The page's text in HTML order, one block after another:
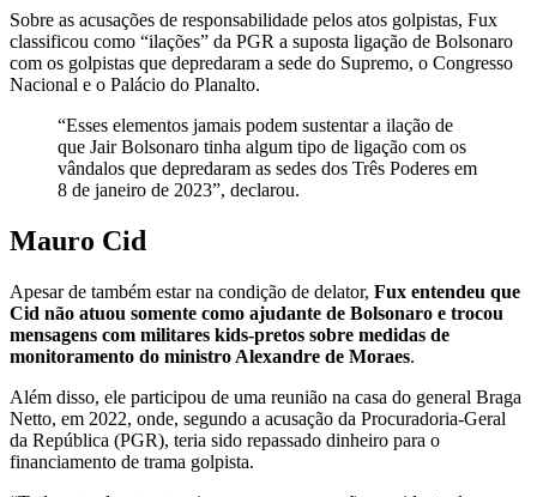
Sobre as acusações de responsabilidade pelos atos golpistas, Fux
classificou como “ilações” da PGR a suposta ligação de Bolsonaro
com os golpistas que depredaram a sede do Supremo, o Congresso
Nacional e o Palácio do Planalto.
“Esses elementos jamais podem sustentar a ilação de
que Jair Bolsonaro tinha algum tipo de ligação com os
vândalos que depredaram as sedes dos Três Poderes em
8 de janeiro de 2023”, declarou.
Mauro Cid
Apesar de também estar na condição de delator, Fux entendeu que
Cid não atuou somente como ajudante de Bolsonaro e trocou
mensagens com militares kids-pretos sobre medidas de
monitoramento do ministro Alexandre de Moraes.
Além disso, ele participou de uma reunião na casa do general Braga
Netto, em 2022, onde, segundo a acusação da Procuradoria-Geral
da República (PGR), teria sido repassado dinheiro para o
financiamento de trama golpista.